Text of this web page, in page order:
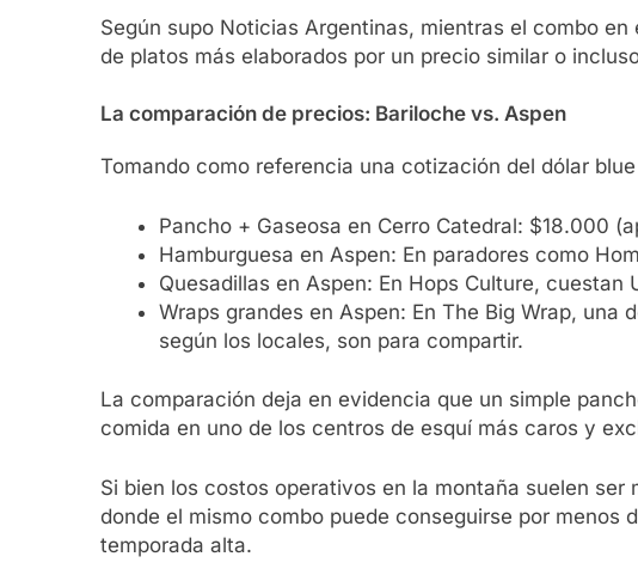
Según supo Noticias Argentinas, mientras el combo
de platos más elaborados por un precio similar o
La comparación de precios: Bariloche vs. Aspen
Tomando como referencia una cotización del dólar
Pancho + Gaseosa en Cerro Catedral: $18.000
Hamburguesa en Aspen: En paradores como
Quesadillas en Aspen: En Hops Culture, cuestan
Wraps grandes en Aspen: En The Big Wrap,
según los locales, son para compartir.
La comparación deja en evidencia que un simple
comida en uno de los centros de esquí más caros y
Si bien los costos operativos en la montaña suelen
donde el mismo combo puede conseguirse por
temporada alta.